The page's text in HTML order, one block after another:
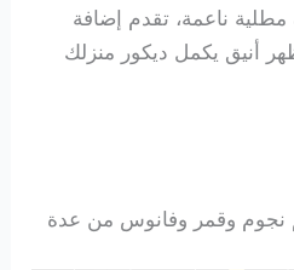
مطلية ناعمة، تقدم إضافة
أنيق يكمل ديكور منزلك
نجوم وقمر وفانوس من عدة